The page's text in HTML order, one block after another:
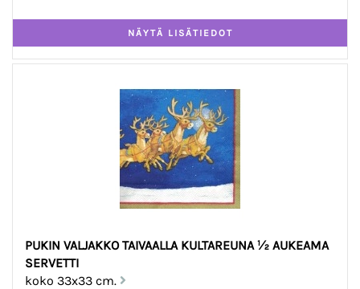
PUKIN VALJAKKO TAIVAALLA KULTAREUNA ½ AUKEAMA
SERVETTI
koko 33x33 cm.